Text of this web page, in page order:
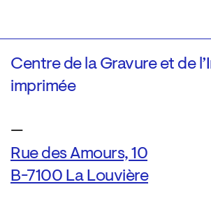
Centre de la Gravure et de
imprimée
—
Rue des Amours, 10
B-7100 La Louvière